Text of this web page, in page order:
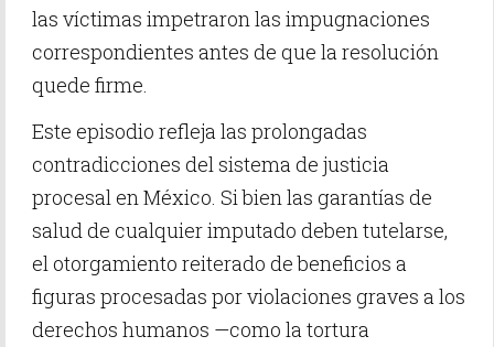
las víctimas impetraron las impugnaciones
correspondientes antes de que la resolución
quede firme.
Este episodio refleja las prolongadas
contradicciones del sistema de justicia
procesal en México. Si bien las garantías de
salud de cualquier imputado deben tutelarse,
el otorgamiento reiterado de beneficios a
figuras procesadas por violaciones graves a los
derechos humanos —como la tortura